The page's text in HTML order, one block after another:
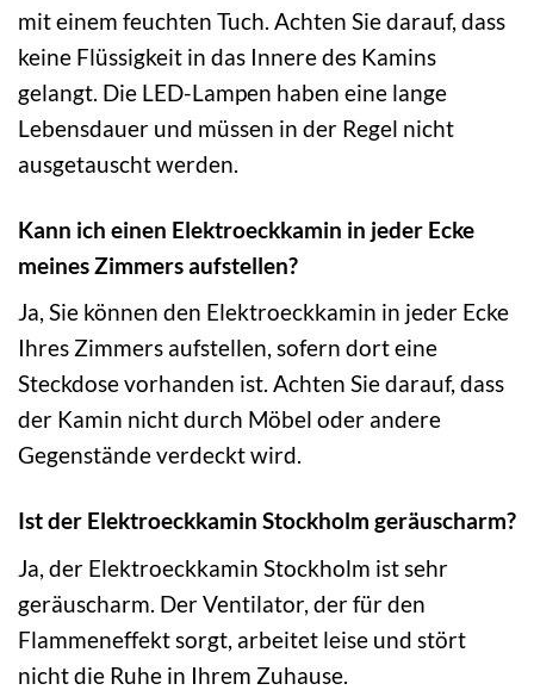
mit einem feuchten Tuch. Achten Sie darauf, dass
keine Flüssigkeit in das Innere des Kamins
gelangt. Die LED-Lampen haben eine lange
Lebensdauer und müssen in der Regel nicht
ausgetauscht werden.
Kann ich einen Elektroeckkamin in jeder Ecke
meines Zimmers aufstellen?
Ja, Sie können den Elektroeckkamin in jeder Ecke
Ihres Zimmers aufstellen, sofern dort eine
Steckdose vorhanden ist. Achten Sie darauf, dass
der Kamin nicht durch Möbel oder andere
Gegenstände verdeckt wird.
Ist der Elektroeckkamin Stockholm geräuscharm?
Ja, der Elektroeckkamin Stockholm ist sehr
geräuscharm. Der Ventilator, der für den
Flammeneffekt sorgt, arbeitet leise und stört
nicht die Ruhe in Ihrem Zuhause.